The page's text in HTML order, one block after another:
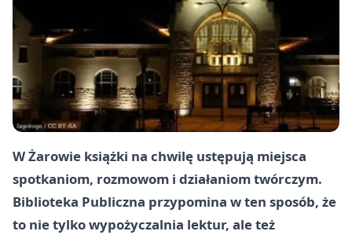
W Żarowie książki na chwilę ustępują miejsca
spotkaniom, rozmowom i działaniom twórczym.
Biblioteka Publiczna przypomina w ten sposób, że
to nie tylko wypożyczalnia lektur, ale też